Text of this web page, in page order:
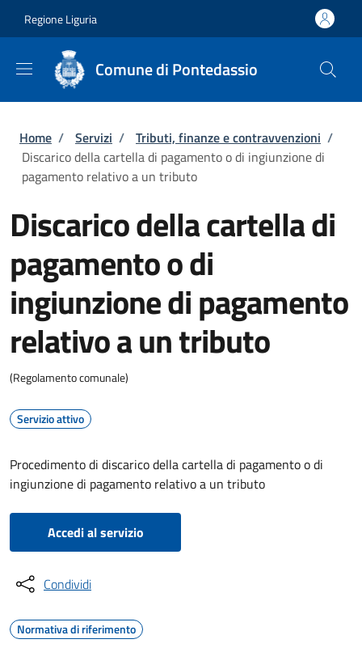
Regione Liguria
Comune di Pontedassio
Briciole di pane
Home / Servizi / Tributi, finanze e contravvenzioni /
Discarico della cartella di pagamento o di ingiunzione di
pagamento relativo a un tributo
Discarico della cartella di
pagamento o di
ingiunzione di pagamento
relativo a un tributo
(Regolamento comunale)
Servizio attivo
Procedimento di discarico della cartella di pagamento o di
ingiunzione di pagamento relativo a un tributo
Accedi al servizio
Condividi
Normativa di riferimento